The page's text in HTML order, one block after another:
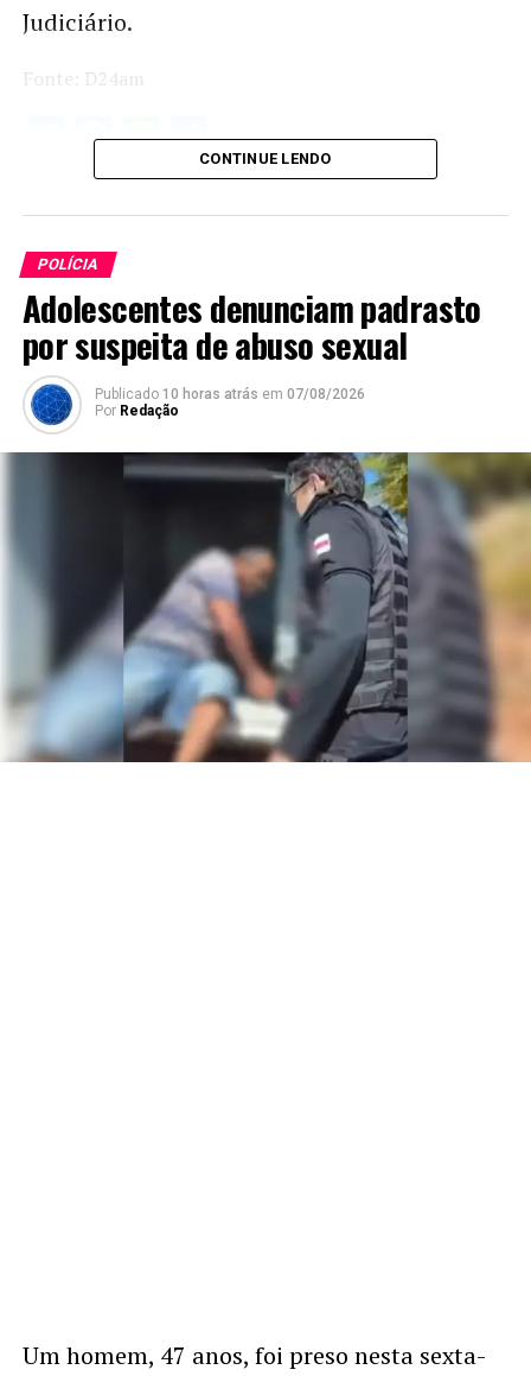
Judiciário.
Fonte: D24am
Twitter
Facebook
WhatsApp
Share
CONTINUE LENDO
POLÍCIA
Adolescentes denunciam padrasto
por suspeita de abuso sexual
Publicado 10 horas atrás em 07/08/2026
Por Redação
Um homem, 47 anos, foi preso nesta sexta-